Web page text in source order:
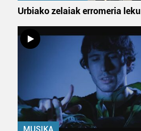
Urbiako zelaiak erromeria leku